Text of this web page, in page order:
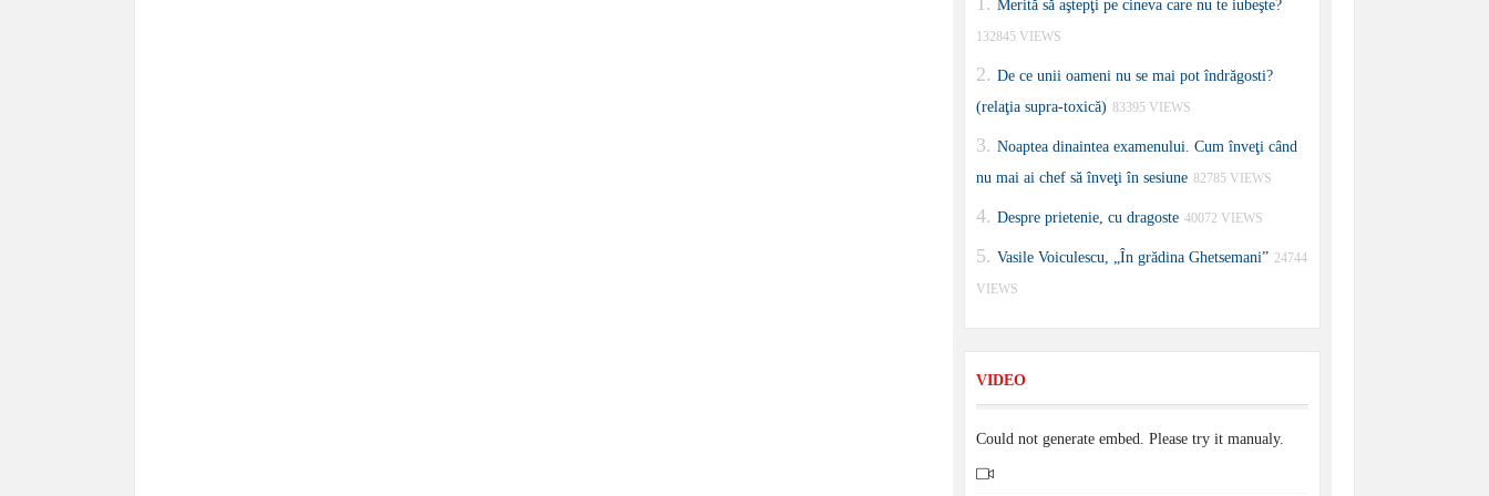
Merită să aştepţi pe cineva care nu te iubeşte?
132845 VIEWS
De ce unii oameni nu se mai pot îndrăgosti?
(relaţia supra-toxică) 83395 VIEWS
Noaptea dinaintea examenului. Cum înveţi când
nu mai ai chef să înveţi în sesiune 82785 VIEWS
Despre prietenie, cu dragoste 40072 VIEWS
Vasile Voiculescu, „În grădina Ghetsemani” 24744
VIEWS
VIDEO
Could not generate embed. Please try it manualy.